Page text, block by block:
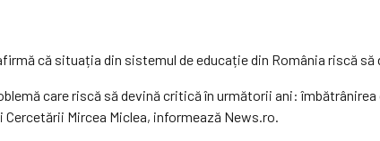
că situația din sistemul de educație din România riscă
care riscă să devină critică în următorii ani:
Mircea Miclea, informează News.ro.